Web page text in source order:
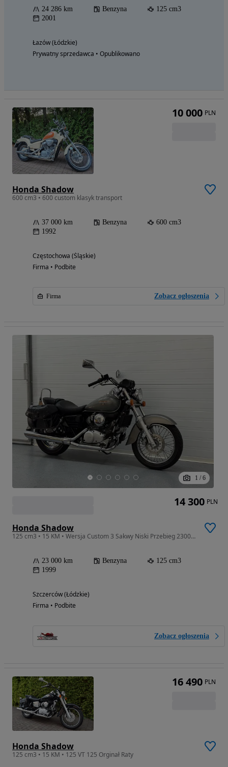
24 286 km Benzyna
125 cm3
2001
Łazów (Łódzkie)
Prywatny sprzedawca • Opublikowano
Honda Shadow
600 cm3 • 600 custom klasyk transport
37 000 km Benzyna
600 cm3
1992
Częstochowa (Śląskie)
Firma • Podbite
Firma Zobacz ogłoszenia
10 000 PLN
1 / 6
Honda Shadow
125 cm3 • 15 KM • Wersja Custom 3 Sakwy Niski Przebieg 23000km Raty Transport Gwarancja
23 000 km Benzyna
125 cm3
1999
Szczerców (Łódzkie)
Firma • Podbite
Zobacz ogłoszenia
14 300 PLN
Honda Shadow
125 cm3 • 15 KM • 125 VT 125 Orginał Raty
16 490 PLN